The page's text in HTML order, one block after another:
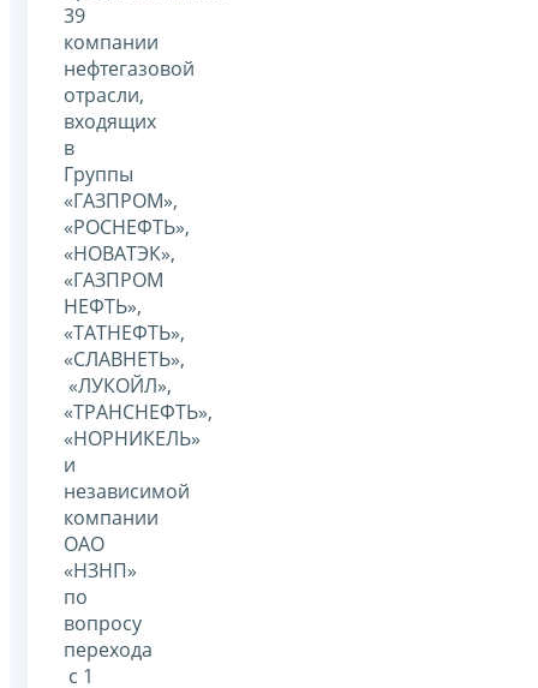
39
компании
нефтегазовой
отрасли,
входящих
в
Группы
«ГАЗПРОМ»,
«РОСНЕФТЬ»,
«НОВАТЭК»,
«ГАЗПРОМ
НЕФТЬ»,
«ТАТНЕФТЬ»,
«СЛАВНЕТЬ»,
«ЛУКОЙЛ»,
«ТРАНСНЕФТЬ»,
«НОРНИКЕЛЬ»
и
независимой
компании
ОАО
«НЗНП»
по
вопросу
перехода
с 1